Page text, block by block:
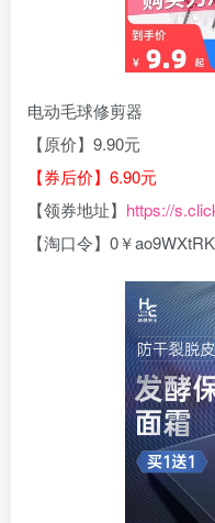
电动毛球修剪器
【原价】9.90元
【券后价】6.90元
【领券地址】 https://
【淘口令】0￥